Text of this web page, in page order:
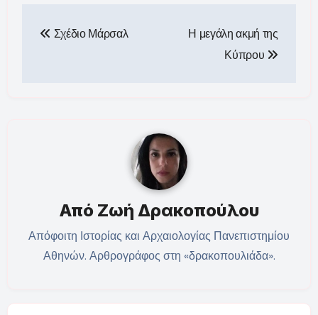
άρθρων
Σχέδιο Μάρσαλ
Η μεγάλη ακμή της
Κύπρου
Από Ζωή Δρακοπούλου
Απόφοιτη Ιστορίας και Αρχαιολογίας Πανεπιστημίου
Αθηνών. Αρθρογράφος στη «δρακοπουλιάδα».